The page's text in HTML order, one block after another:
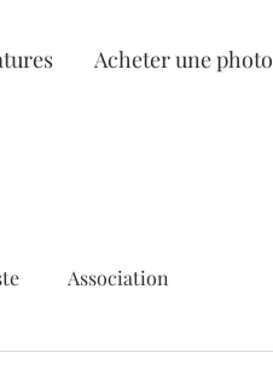
Acheter une photo
Association